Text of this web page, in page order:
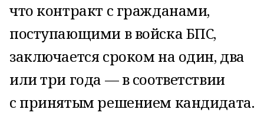
что контракт с гражданами,
поступающими в войска БПС,
заключается сроком на один, два
или три года — в соответствии
с принятым решением кандидата.